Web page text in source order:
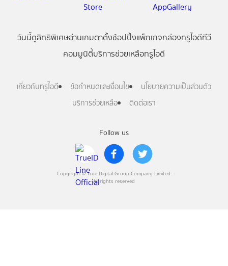
Follow us
Copyright © True Digital Group Company Limited.
All rights reserved
วันนี้ดูสิทธิพิเศษอ่านเกมตาตั้งช้อปปิ้งแพ็กเกจกล่องทรูไอดีทีวี
คอมมูนิตี้บริการช่วยเหลือทรูไอดี
เกี่ยวกับทรูไอดี ข้อกำหนดและเงื่อนไข
นโยบายความเป็นส่วนตัว
บริการช่วยเหลือ
ติดต่อเรา